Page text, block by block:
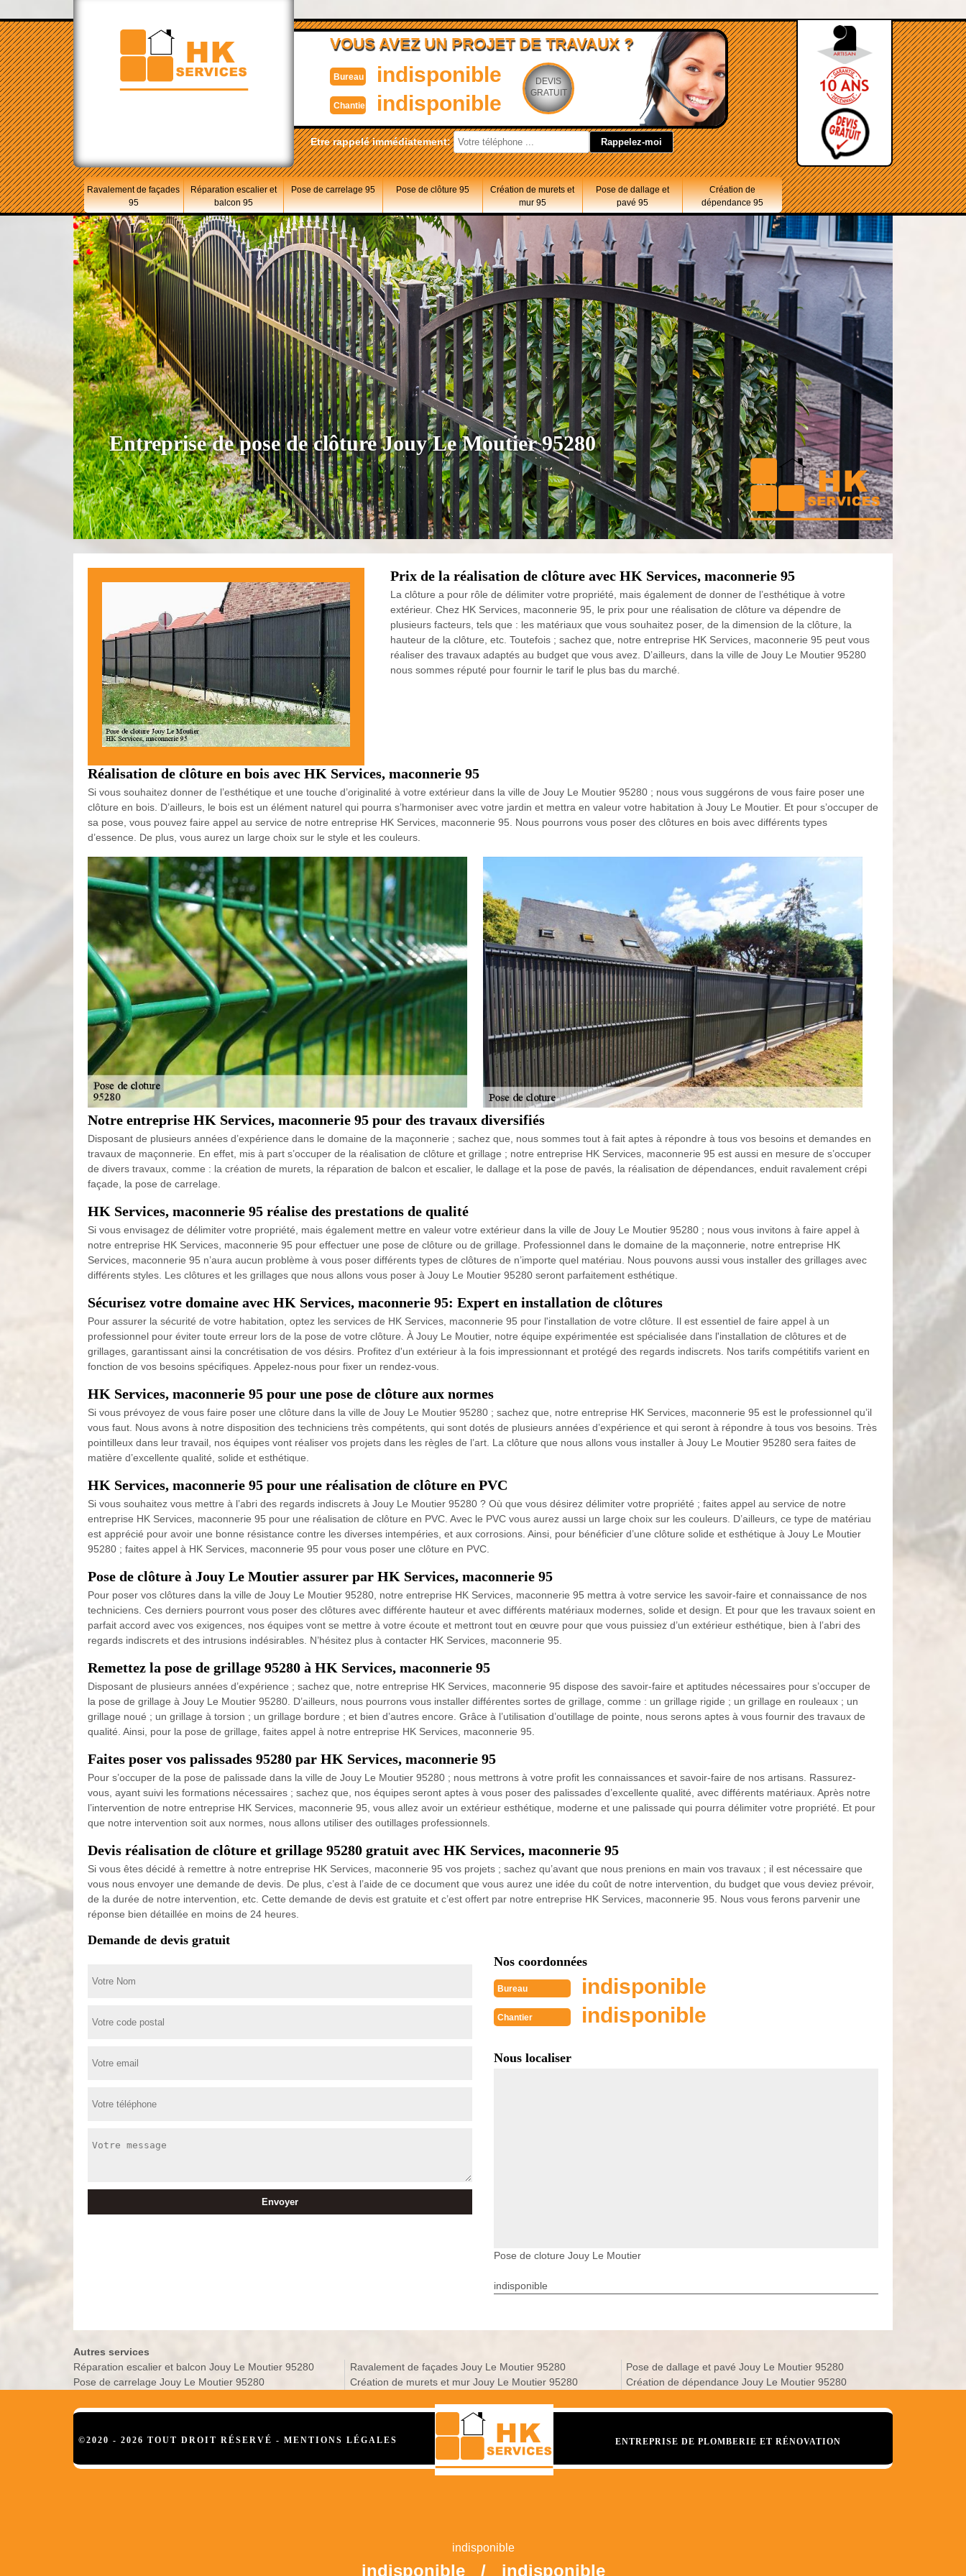
VOUS AVEZ UN PROJET DE TRAVAUX ?
Bureau indisponible
Chantier indisponible
DEVIS
GRATUIT
Etre rappelé immédiatement:
Ravalement de façades
95
Réparation escalier et
balcon 95
Pose de carrelage 95 Pose de clôture 95
Création de murets et
mur 95
Pose de dallage et
pavé 95
Création de
dépendance 95
Entreprise de pose de clôture Jouy Le Moutier 95280
Prix de la réalisation de clôture avec HK Services, maconnerie 95
La clôture a pour rôle de délimiter votre propriété, mais également de donner de l’esthétique à votre
extérieur. Chez HK Services, maconnerie 95, le prix pour une réalisation de clôture va dépendre de
plusieurs facteurs, tels que : les matériaux que vous souhaitez poser, de la dimension de la clôture, la
hauteur de la clôture, etc. Toutefois ; sachez que, notre entreprise HK Services, maconnerie 95 peut vous
réaliser des travaux adaptés au budget que vous avez. D’ailleurs, dans la ville de Jouy Le Moutier 95280
nous sommes réputé pour fournir le tarif le plus bas du marché.
Réalisation de clôture en bois avec HK Services, maconnerie 95
Si vous souhaitez donner de l’esthétique et une touche d’originalité à votre extérieur dans la ville de Jouy Le Moutier 95280 ; nous vous suggérons de vous faire poser une
clôture en bois. D’ailleurs, le bois est un élément naturel qui pourra s’harmoniser avec votre jardin et mettra en valeur votre habitation à Jouy Le Moutier. Et pour s’occuper de
sa pose, vous pouvez faire appel au service de notre entreprise HK Services, maconnerie 95. Nous pourrons vous poser des clôtures en bois avec différents types
d’essence. De plus, vous aurez un large choix sur le style et les couleurs.
Notre entreprise HK Services, maconnerie 95 pour des travaux diversifiés
Disposant de plusieurs années d’expérience dans le domaine de la maçonnerie ; sachez que, nous sommes tout à fait aptes à répondre à tous vos besoins et demandes en
travaux de maçonnerie. En effet, mis à part s’occuper de la réalisation de clôture et grillage ; notre entreprise HK Services, maconnerie 95 est aussi en mesure de s’occuper
de divers travaux, comme : la création de murets, la réparation de balcon et escalier, le dallage et la pose de pavés, la réalisation de dépendances, enduit ravalement crépi
façade, la pose de carrelage.
HK Services, maconnerie 95 réalise des prestations de qualité
Si vous envisagez de délimiter votre propriété, mais également mettre en valeur votre extérieur dans la ville de Jouy Le Moutier 95280 ; nous vous invitons à faire appel à
notre entreprise HK Services, maconnerie 95 pour effectuer une pose de clôture ou de grillage. Professionnel dans le domaine de la maçonnerie, notre entreprise HK
Services, maconnerie 95 n’aura aucun problème à vous poser différents types de clôtures de n’importe quel matériau. Nous pouvons aussi vous installer des grillages avec
différents styles. Les clôtures et les grillages que nous allons vous poser à Jouy Le Moutier 95280 seront parfaitement esthétique.
Sécurisez votre domaine avec HK Services, maconnerie 95: Expert en installation de clôtures
Pour assurer la sécurité de votre habitation, optez les services de HK Services, maconnerie 95 pour l'installation de votre clôture. Il est essentiel de faire appel à un
professionnel pour éviter toute erreur lors de la pose de votre clôture. À Jouy Le Moutier, notre équipe expérimentée est spécialisée dans l'installation de clôtures et de
grillages, garantissant ainsi la concrétisation de vos désirs. Profitez d'un extérieur à la fois impressionnant et protégé des regards indiscrets. Nos tarifs compétitifs varient en
fonction de vos besoins spécifiques. Appelez-nous pour fixer un rendez-vous.
HK Services, maconnerie 95 pour une pose de clôture aux normes
Si vous prévoyez de vous faire poser une clôture dans la ville de Jouy Le Moutier 95280 ; sachez que, notre entreprise HK Services, maconnerie 95 est le professionnel qu’il
vous faut. Nous avons à notre disposition des techniciens très compétents, qui sont dotés de plusieurs années d’expérience et qui seront à répondre à tous vos besoins. Très
pointilleux dans leur travail, nos équipes vont réaliser vos projets dans les règles de l’art. La clôture que nous allons vous installer à Jouy Le Moutier 95280 sera faites de
matière d’excellente qualité, solide et esthétique.
HK Services, maconnerie 95 pour une réalisation de clôture en PVC
Si vous souhaitez vous mettre à l’abri des regards indiscrets à Jouy Le Moutier 95280 ? Où que vous désirez délimiter votre propriété ; faites appel au service de notre
entreprise HK Services, maconnerie 95 pour une réalisation de clôture en PVC. Avec le PVC vous aurez aussi un large choix sur les couleurs. D’ailleurs, ce type de matériau
est apprécié pour avoir une bonne résistance contre les diverses intempéries, et aux corrosions. Ainsi, pour bénéficier d’une clôture solide et esthétique à Jouy Le Moutier
95280 ; faites appel à HK Services, maconnerie 95 pour vous poser une clôture en PVC.
Pose de clôture à Jouy Le Moutier assurer par HK Services, maconnerie 95
Pour poser vos clôtures dans la ville de Jouy Le Moutier 95280, notre entreprise HK Services, maconnerie 95 mettra à votre service les savoir-faire et connaissance de nos
techniciens. Ces derniers pourront vous poser des clôtures avec différente hauteur et avec différents matériaux modernes, solide et design. Et pour que les travaux soient en
parfait accord avec vos exigences, nos équipes vont se mettre à votre écoute et mettront tout en œuvre pour que vous puissiez d’un extérieur esthétique, bien à l’abri des
regards indiscrets et des intrusions indésirables. N’hésitez plus à contacter HK Services, maconnerie 95.
Remettez la pose de grillage 95280 à HK Services, maconnerie 95
Disposant de plusieurs années d’expérience ; sachez que, notre entreprise HK Services, maconnerie 95 dispose des savoir-faire et aptitudes nécessaires pour s’occuper de
la pose de grillage à Jouy Le Moutier 95280. D’ailleurs, nous pourrons vous installer différentes sortes de grillage, comme : un grillage rigide ; un grillage en rouleaux ; un
grillage noué ; un grillage à torsion ; un grillage bordure ; et bien d’autres encore. Grâce à l’utilisation d’outillage de pointe, nous serons aptes à vous fournir des travaux de
qualité. Ainsi, pour la pose de grillage, faites appel à notre entreprise HK Services, maconnerie 95.
Faites poser vos palissades 95280 par HK Services, maconnerie 95
Pour s’occuper de la pose de palissade dans la ville de Jouy Le Moutier 95280 ; nous mettrons à votre profit les connaissances et savoir-faire de nos artisans. Rassurez-
vous, ayant suivi les formations nécessaires ; sachez que, nos équipes seront aptes à vous poser des palissades d’excellente qualité, avec différents matériaux. Après notre
l’intervention de notre entreprise HK Services, maconnerie 95, vous allez avoir un extérieur esthétique, moderne et une palissade qui pourra délimiter votre propriété. Et pour
que notre intervention soit aux normes, nous allons utiliser des outillages professionnels.
Devis réalisation de clôture et grillage 95280 gratuit avec HK Services, maconnerie 95
Si vous êtes décidé à remettre à notre entreprise HK Services, maconnerie 95 vos projets ; sachez qu’avant que nous prenions en main vos travaux ; il est nécessaire que
vous nous envoyer une demande de devis. De plus, c’est à l’aide de ce document que vous aurez une idée du coût de notre intervention, du budget que vous deviez prévoir,
de la durée de notre intervention, etc. Cette demande de devis est gratuite et c’est offert par notre entreprise HK Services, maconnerie 95. Nous vous ferons parvenir une
réponse bien détaillée en moins de 24 heures.
Demande de devis gratuit
Nos coordonnées
Bureau indisponible
Chantier indisponible
Nous localiser
Pose de cloture Jouy Le Moutier
indisponible
Autres services
Réparation escalier et balcon Jouy Le Moutier 95280
Pose de carrelage Jouy Le Moutier 95280
Ravalement de façades Jouy Le Moutier 95280
Création de murets et mur Jouy Le Moutier 95280
Pose de dallage et pavé Jouy Le Moutier 95280
Création de dépendance Jouy Le Moutier 95280
©2020 - 2026 TOUT DROIT RÉSERVÉ - MENTIONS LÉGALES ENTREPRISE DE PLOMBERIE ET RÉNOVATION
indisponible
indisponible / indisponible